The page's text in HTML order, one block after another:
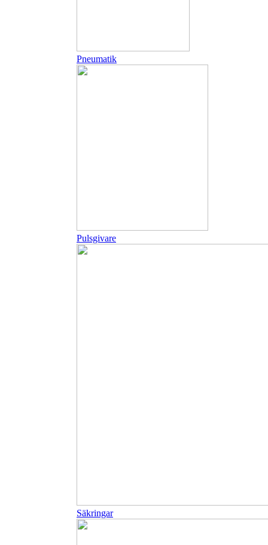
Pneumatik
Pulsgivare
Säkringar